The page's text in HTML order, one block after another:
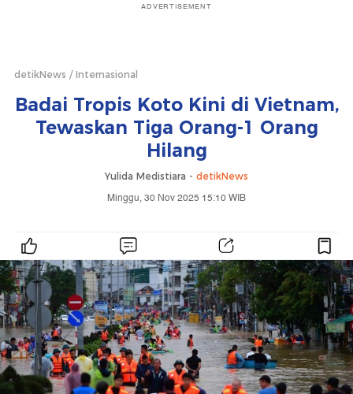
ADVERTISEMENT
detikNews Internasional
Badai Tropis Koto Kini di Vietnam,
Tewaskan Tiga Orang-1 Orang
Hilang
Yulida Medistiara - detikNews
Minggu, 30 Nov 2025 15:10 WIB